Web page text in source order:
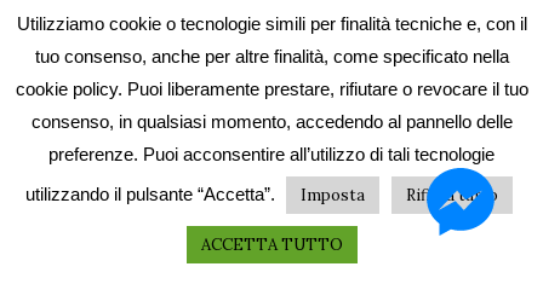
Privacy e Cookie
Codice etico
I primi vent’anni
Collane e catalogo storico
Utilizziamo cookie o tecnologie simili per finalità tecniche e, con il
tuo consenso, anche per altre finalità, come specificato nella
cookie policy. Puoi liberamente prestare, rifiutare o revocare il tuo
consenso, in qualsiasi momento, accedendo al pannello delle
preferenze. Puoi acconsentire all’utilizzo di tali tecnologie
utilizzando il pulsante “Accetta”.
Imposta Rifiuta tutto
ACCETTA TUTTO